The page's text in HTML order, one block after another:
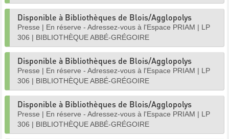
Disponible à Bibliothèques de Blois/Agglopolys
Presse | En réserve - Adressez-vous à l'Espace PRIAM | LP
306 | BIBLIOTHÈQUE ABBÉ-GRÉGOIRE
Disponible à Bibliothèques de Blois/Agglopolys
Presse | En réserve - Adressez-vous à l'Espace PRIAM | LP
306 | BIBLIOTHÈQUE ABBÉ-GRÉGOIRE
Disponible à Bibliothèques de Blois/Agglopolys
Presse | En réserve - Adressez-vous à l'Espace PRIAM | LP
306 | BIBLIOTHÈQUE ABBÉ-GRÉGOIRE